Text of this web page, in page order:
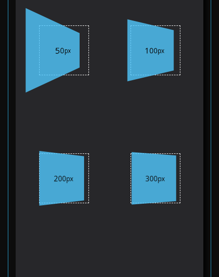
50px 100px
200px 300px